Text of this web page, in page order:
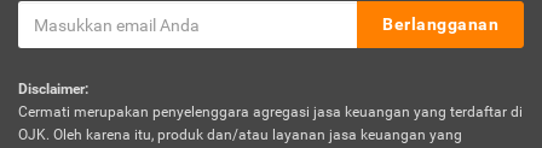
Berlangganan
Disclaimer:
Cermati merupakan penyelenggara agregasi jasa keuangan yang terdaftar di
OJK. Oleh karena itu, produk dan/atau layanan jasa keuangan yang